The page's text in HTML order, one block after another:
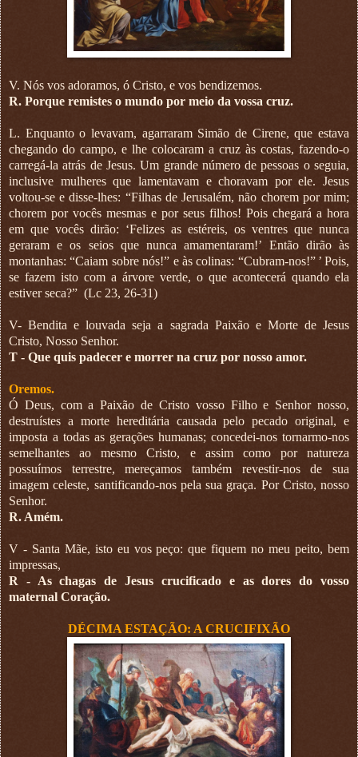
V. Nós vos adoramos, ó Cristo, e vos bendizemos.
R. Porque remistes o mundo por meio da vossa cruz.
L. Enquanto o levavam, agarraram Simão de Cirene, que estava
chegando do campo, e lhe colocaram a cruz às costas, fazendo-o
carregá-la atrás de Jesus. Um grande número de pessoas o seguia,
inclusive mulheres que lamentavam e choravam por ele. Jesus
voltou-se e disse-lhes: “Filhas de Jerusalém, não chorem por mim;
chorem por vocês mesmas e por seus filhos! Pois chegará a hora
em que vocês dirão: ‘Felizes as estéreis, os ventres que nunca
geraram e os seios que nunca amamentaram!’ Então dirão às
montanhas: “Caiam sobre nós!” e às colinas: “Cubram-nos!” ’Pois,
se fazem isto com a árvore verde, o que acontecerá quando ela
estiver seca?” (Lc 23, 26-31)
V- Bendita e louvada seja a sagrada Paixão e Morte de Jesus
Cristo, Nosso Senhor.
T - Que quis padecer e morrer na cruz por nosso amor.
Oremos.
Ó Deus, com a Paixão de Cristo vosso Filho e Senhor nosso,
destruístes a morte hereditária causada pelo pecado original, e
imposta a todas as gerações humanas; concedei-nos tornarmo-nos
semelhantes ao mesmo Cristo, e assim como por natureza
possuímos terrestre, mereçamos também revestir-nos de sua
imagem celeste, santificando-nos pela sua graça. Por Cristo, nosso
Senhor.
R. Amém.
V - Santa Mãe, isto eu vos peço: que fiquem no meu peito, bem
impressas,
R - As chagas de Jesus crucificado e as dores do vosso
maternal Coração.
DÉCIMA ESTAÇÃO: A CRUCIFIXÃO